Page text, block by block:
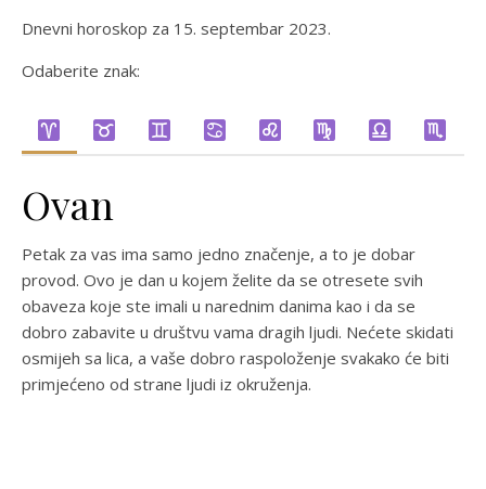
Dnevni horoskop za 15. septembar 2023.
Odaberite znak:
Ovan
Petak za vas ima samo jedno značenje, a to je dobar
provod. Ovo je dan u kojem želite da se otresete svih
obaveza koje ste imali u narednim danima kao i da se
dobro zabavite u društvu vama dragih ljudi. Nećete skidati
osmijeh sa lica, a vaše dobro raspoloženje svakako će biti
primjećeno od strane ljudi iz okruženja.